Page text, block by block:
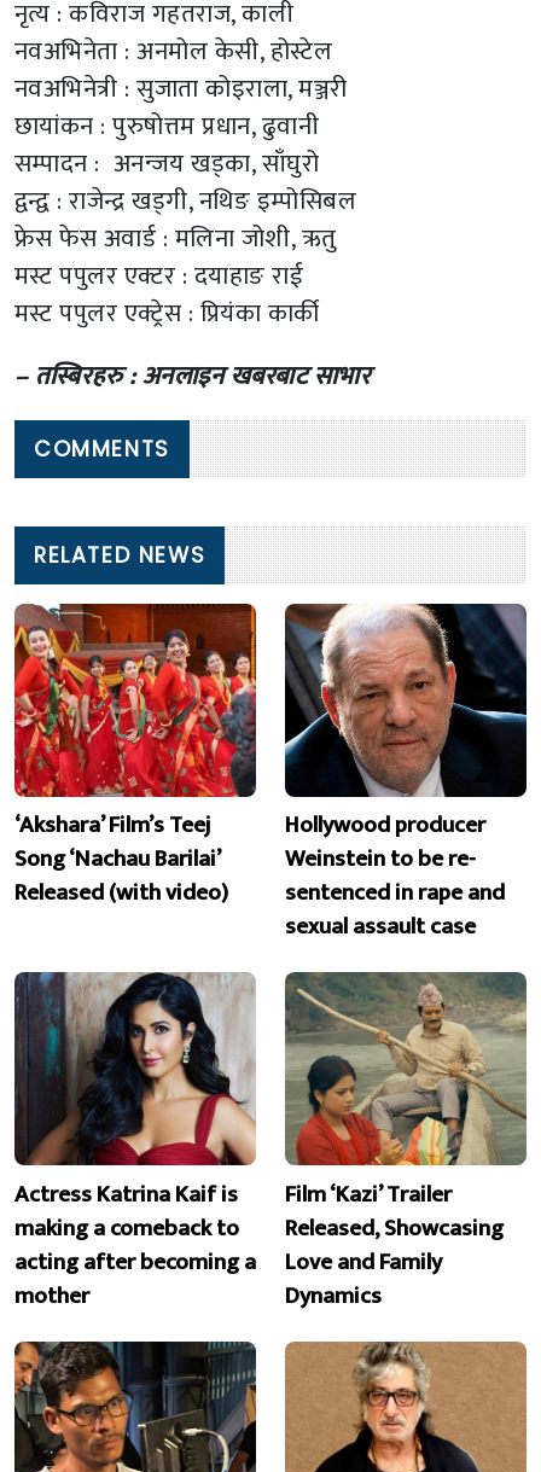
नृत्य : कविराज गहतराज, काली
नवअभिनेता : अनमोल केसी, होस्टेल
नवअभिनेत्री : सुजाता कोइराला, मञ्जरी
छायांकन : पुरुषोत्तम प्रधान, ढुवानी
सम्पादन : अनन्जय खड्का, साँघुरो
द्वन्द्व : राजेन्द्र खड्गी, नथिङ इम्पोसिबल
फ्रेस फेस अवार्ड : मलिना जोशी, ऋतु
मस्ट पपुलर एक्टर : दयाहाङ राई
मस्ट पपुलर एक्ट्रेस : प्रियंका कार्की
– तस्बिरहरु : अनलाइन खबरबाट साभार
COMMENTS
RELATED NEWS
‘Akshara’ Film’s Teej
Song ‘Nachau Barilai’
Released (with video)
Hollywood producer
Weinstein to be re-
sentenced in rape and
sexual assault case
Actress Katrina Kaif is
making a comeback to
acting after becoming a
mother
Film ‘Kazi’ Trailer
Released, Showcasing
Love and Family
Dynamics